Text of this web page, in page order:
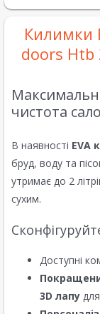
Килимки
doors Htb
чистота
В наявності EVA
бруд, воду та
утримає до 2
сухим.
Доступні
3D лапу